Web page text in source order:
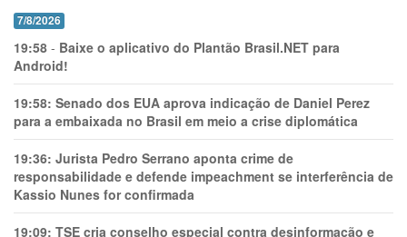
7/8/2026
19:58 - Baixe o aplicativo do Plantão Brasil.NET para
Android!
19:58: Senado dos EUA aprova indicação de Daniel Perez
para a embaixada no Brasil em meio a crise diplomática
19:36: Jurista Pedro Serrano aponta crime de
responsabilidade e defende impeachment se interferência de
Kassio Nunes for confirmada
19:09: TSE cria conselho especial contra desinformação e